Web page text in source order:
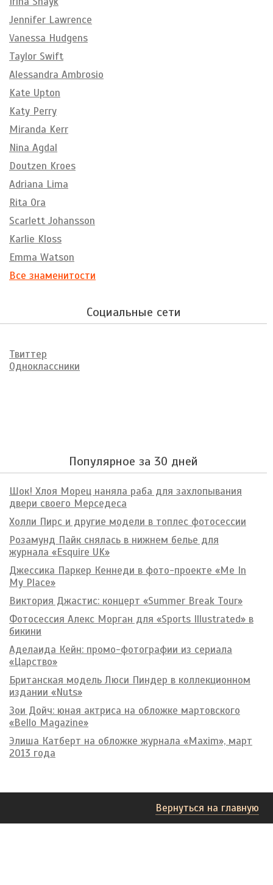
Jennifer Lawrence
Vanessa Hudgens
Taylor Swift
Alessandra Ambrosio
Kate Upton
Katy Perry
Miranda Kerr
Nina Agdal
Doutzen Kroes
Adriana Lima
Rita Ora
Scarlett Johansson
Karlie Kloss
Emma Watson
Все знаменитости
Социальные сети
Твиттер
Одноклассники
Популярное за 30 дней
Шок! Хлоя Морец наняла раба для захлопывания
двери своего Мерседеса
Холли Пирс и другие модели в топлес фотосессии
Розамунд Пайк снялась в нижнем белье для
журнала «Esquire UK»
Джессика Паркер Кеннеди в фото-проекте «Me In
My Place»
Виктория Джастис: концерт «Summer Break Tour»
Фотосессия Алекс Морган для «Sports Illustrated» в
бикини
Аделаида Кейн: промо-фотографии из сериала
«Царство»
Британская модель Люси Пиндер в коллекционном
издании «Nuts»
Зои Дойч: юная актриса на обложке мартовского
«Bello Magazine»
Элиша Катберт на обложке журнала «Maxim», март
2013 года
Вернуться на главную